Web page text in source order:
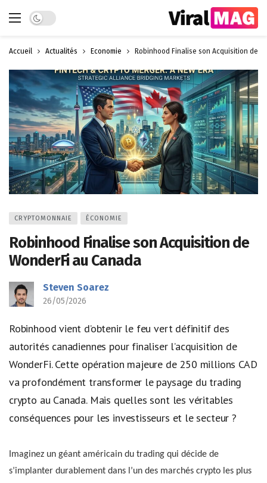
Dark mode
Accueil Actualités Économie Robinhood Finalise son Acquisition de
CRYPTOMONNAIE ÉCONOMIE
Robinhood Finalise son Acquisition de
WonderFi au Canada
Steven Soarez
26/05/2026
Robinhood vient d’obtenir le feu vert définitif des
autorités canadiennes pour finaliser l’acquisition de
WonderFi. Cette opération majeure de 250 millions CAD
va profondément transformer le paysage du trading
crypto au Canada. Mais quelles sont les véritables
conséquences pour les investisseurs et le secteur ?
Imaginez un géant américain du trading qui décide de
s’implanter durablement dans l’un des marchés crypto les plus